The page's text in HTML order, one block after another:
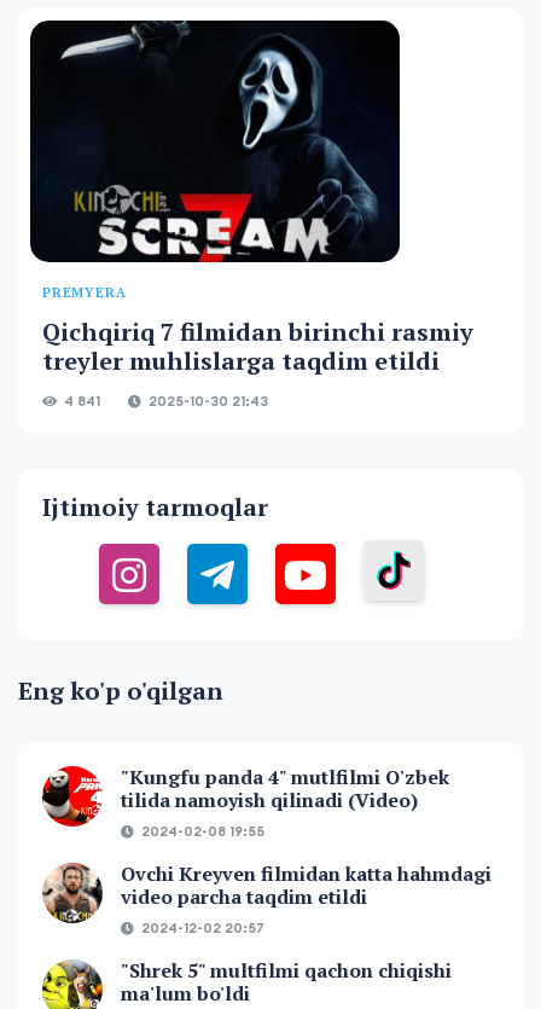
PREMYERA
Qichqiriq 7 filmidan birinchi rasmiy
treyler muhlislarga taqdim etildi
4 841 2025-10-30 21:43
Ijtimoiy tarmoqlar
Eng ko'p o'qilgan
"Kungfu panda 4" mutlfilmi O'zbek
tilida namoyish qilinadi (Video)
2024-02-08 19:55
Ovchi Kreyven filmidan katta hahmdagi
video parcha taqdim etildi
2024-12-02 20:57
"Shrek 5" multfilmi qachon chiqishi
ma'lum bo'ldi